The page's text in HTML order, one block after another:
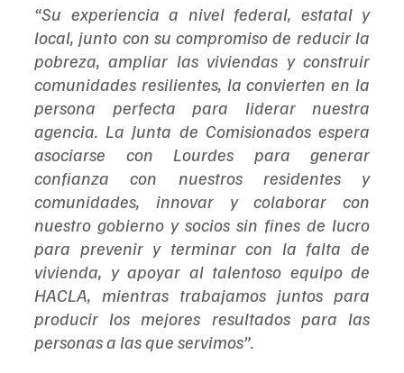
“Su experiencia a nivel federal, estatal y
local, junto con su compromiso de reducir la
pobreza, ampliar las viviendas y construir
comunidades resilientes, la convierten en la
persona perfecta para liderar nuestra
agencia. La Junta de Comisionados espera
asociarse con Lourdes para generar
confianza con nuestros residentes y
comunidades, innovar y colaborar con
nuestro gobierno y socios sin fines de lucro
para prevenir y terminar con la falta de
vivienda, y apoyar al talentoso equipo de
HACLA, mientras trabajamos juntos para
producir los mejores resultados para las
personas a las que servimos”.